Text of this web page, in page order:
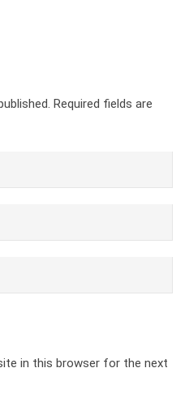
Required fields are
in this browser for the next